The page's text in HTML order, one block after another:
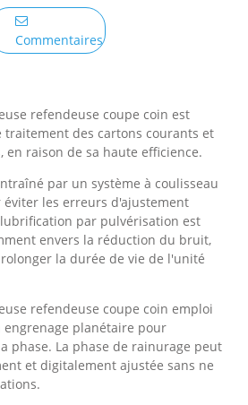
Commentaires
refendeuse coupe coin est
traitement des cartons courants et
en raison de sa haute efficience.
par un système à coulisseau
les erreurs d'ajustement
par pulvérisation est
envers la réduction du bruit,
la durée de vie de l'unité
refendeuse coupe coin emploi
engrenage planétaire pour
phase. La phase de rainurage peut
et digitalement ajustée sans ne